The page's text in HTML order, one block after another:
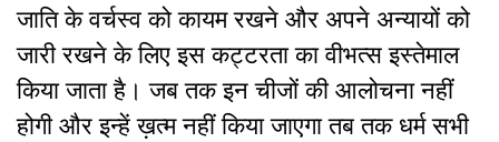
जाति के वर्चस्व को कायम रखने और अपने अन्यायों को
जारी रखने के लिए इस कट्टरता का वीभत्स इस्तेमाल
किया जाता है। जब तक इन चीजों की आलोचना नहीं
होगी और इन्हें ख़त्म नहीं किया जाएगा तब तक धर्म सभी